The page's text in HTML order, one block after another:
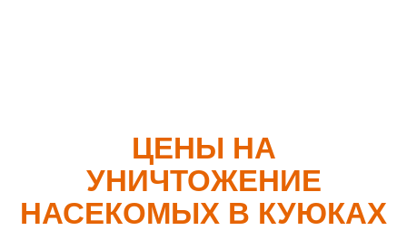
ЦЕНЫ НА
УНИЧТОЖЕНИЕ
НАСЕКОМЫХ В КУЮКАХ